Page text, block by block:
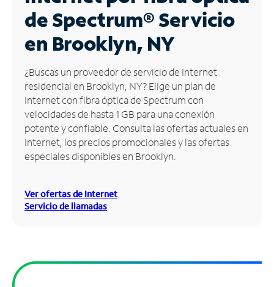
Business
Contáctanos
Inglés
Administrar
cuenta
Encuentra
una
tienda
de Spectrum®Servicio
en Brooklyn, NY
¿Buscas un proveedor de servicio de Internet
residencial en Brooklyn, NY? Elige un plan de
Internet con fibra óptica de Spectrum con
velocidades de hasta 1 GB para una conexión
potente y confiable. Consulta las ofertas actuales en
Internet, los precios promocionales y las ofertas
especiales disponibles en Brooklyn.
Ver ofertas de Internet
Servicio de llamadas